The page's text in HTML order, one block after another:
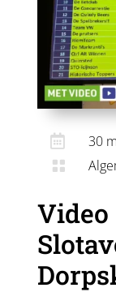
 30

Video